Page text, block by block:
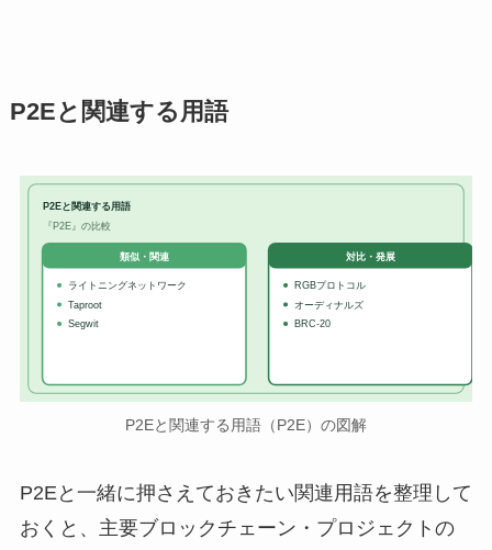
P2Eと関連する用語
P2Eと関連する用語
『P2E』の比較
類似・関連
ライトニングネットワーク
Taproot
Segwit
対比・発展
RGBプロトコル
オーディナルズ
BRC-20
P2Eと関連する用語（P2E）の図解
P2Eと一緒に押さえておきたい関連用語を整理して
おくと、主要ブロックチェーン・プロジェクトの